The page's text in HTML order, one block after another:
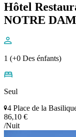
Hôtel
NOTRE
1 (+0 Des énfants)
Seul
4 Place de la
86,10 €
/Nuit